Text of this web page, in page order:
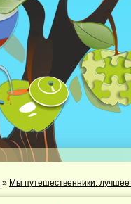
» Мы путешественники: